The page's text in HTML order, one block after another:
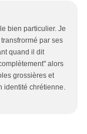
bien particulier. Je
par ses
quand il dit
alors
grossières et
identité chrétienne.